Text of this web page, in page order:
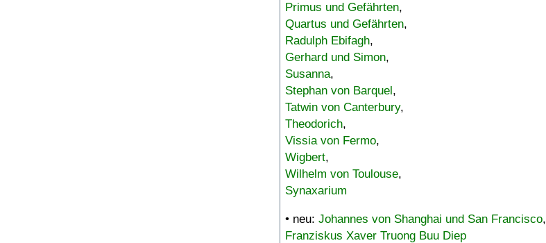
Primus und Gefährten,
Quartus und Gefährten,
Radulph Ebifagh,
Gerhard und Simon,
Susanna,
Stephan von Barquel,
Tatwin von Canterbury,
Theodorich,
Vissia von Fermo,
Wigbert,
Wilhelm von Toulouse,
Synaxarium
• neu: Johannes von Shanghai und San Francisco,
Franziskus Xaver Truong Buu Diep